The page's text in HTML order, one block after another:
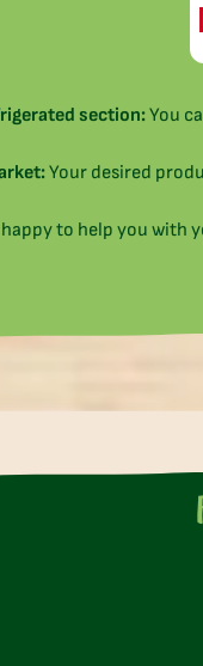
section:You
Your desired
to help you with